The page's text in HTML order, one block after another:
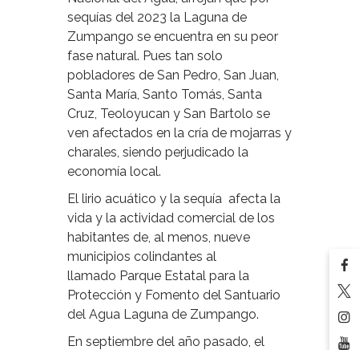
sequías del 2023 la Laguna de
Zumpango se encuentra en su peor
fase natural. Pues tan solo
pobladores de San Pedro, San Juan,
Santa María, Santo Tomás, Santa
Cruz, Teoloyucan y San Bartolo se
ven afectados en la cría de mojarras y
charales, siendo perjudicado la
economía local.
El lirio acuático y la sequía afecta la
vida y la actividad comercial de los
habitantes de, al menos, nueve
municipios colindantes al
llamado Parque Estatal para la
Protección y Fomento del Santuario
del Agua Laguna de Zumpango.
En septiembre del año pasado, el